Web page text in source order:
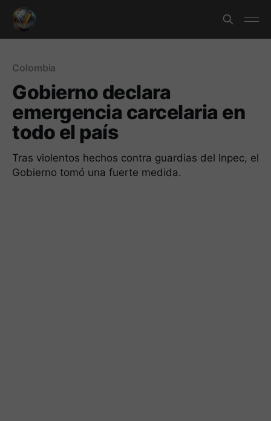
Colombia
Gobierno declara
emergencia carcelaria en
todo el país
Tras violentos hechos contra guardias del Inpec, el
Gobierno tomó una fuerte medida.